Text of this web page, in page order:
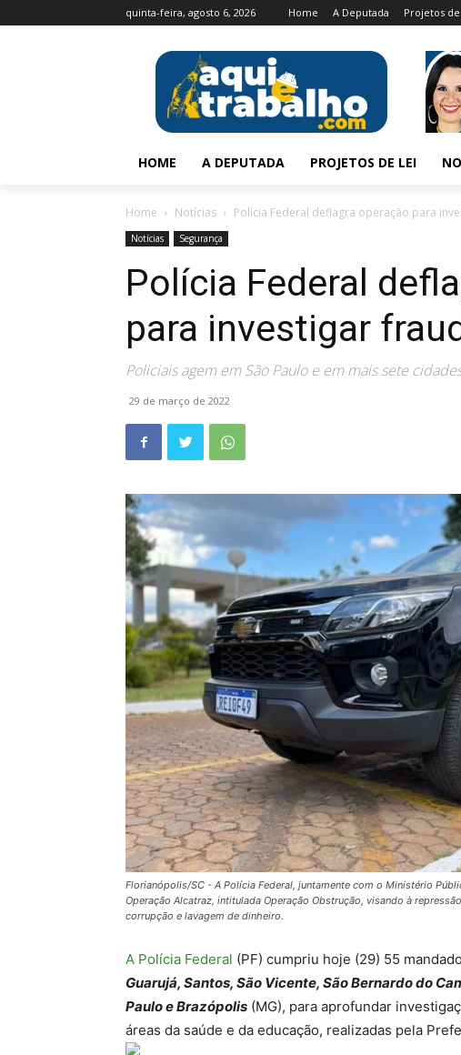
quinta-feira, agosto 6, 2026 Home A Deputada Projetos
HOME A DEPUTADA PROJETOS DE LEI
Home Notícias Polícia Federal deflagra operação para
Notícias Segurança
Polícia Federal
para investigar
Policiais agem em São Paulo e em mais sete
29 de março de 2022
Florianópolis/SC - A Polícia Federal, juntamente com o Ministério
Operação Alcatraz, intitulada Operação Obstrução, visando à
corrupção e lavagem de dinheiro.
A Polícia Federal (PF) cumpriu hoje (29) 55
Guarujá, Santos, São Vicente, São Bernardo do
Paulo e Brazópolis (MG), para aprofundar
áreas da saúde e da educação, realizadas pela